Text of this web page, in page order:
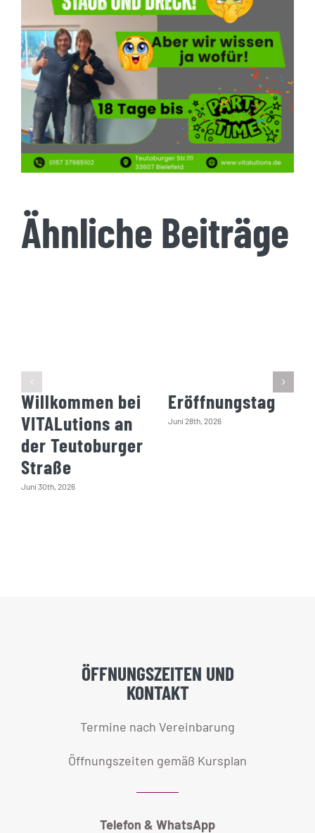
Ähnliche Beiträge
Willkommen bei
VITALutions an
der Teutoburger
Straße
Juni 30th, 2026
Eröffnungstag
Juni 28th, 2026
ÖFFNUNGSZEITEN UND
KONTAKT
Termine nach Vereinbarung
Öffnungszeiten gemäß Kursplan
Telefon & WhatsApp